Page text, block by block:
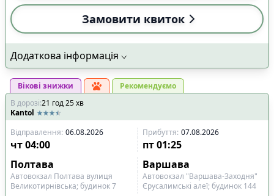
Замовити квиток
Додаткова інформація
Вікові знижки
Рекомендуємо
В дорозі:21 год25хв
Kantol
Відправлення: 06.08.2026 Прибуття: 07.08.2026
чт04:00 пт 01:25
Полтава
Варшава
Автовокзал Полтава вулиця
Великотирнівська; будинок 7
Автовокзал "Варшава-Заходня"
Єрусалимські алеї; будинок 144